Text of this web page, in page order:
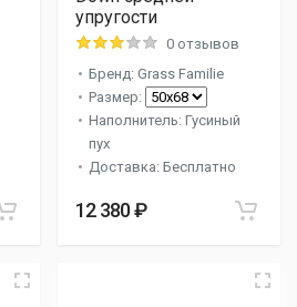
упругости
0 отзывов
Бренд: Grass Familie
Размер:
Наполнитель: Гусиный
пух
Доставка: Бесплатно
12 380 ₽